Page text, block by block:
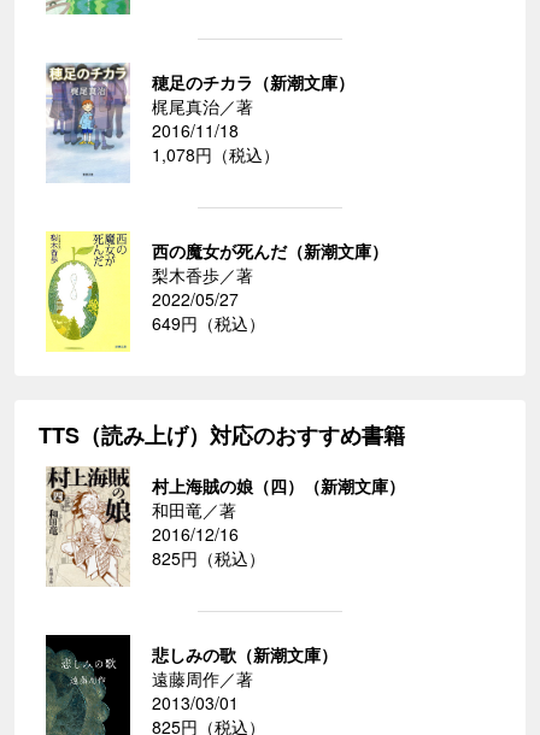
穂足のチカラ（新潮文庫）
梶尾真治／著
2016/11/18
1,078円（税込）
西の魔女が死んだ（新潮文庫）
梨木香歩／著
2022/05/27
649円（税込）
TTS（読み上げ）対応のおすすめ書籍
村上海賊の娘（四）（新潮文庫）
和田竜／著
2016/12/16
825円（税込）
悲しみの歌（新潮文庫）
遠藤周作／著
2013/03/01
825円（税込）